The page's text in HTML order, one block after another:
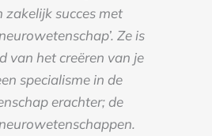
zakelijk succes met
Ze is
van het creëren van je
specialisme in de
erachter; de